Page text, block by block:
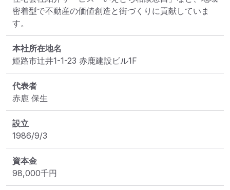
密着型で不動産の価値創造と街づくりに貢献していま
す。
本社所在地名
姫路市辻井1-1-23 赤鹿建設ビル1F
代表者
赤鹿 保生
設立
1986/9/3
資本金
98,000千円